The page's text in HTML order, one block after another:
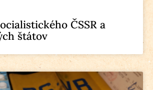
ČSSR a
štátov